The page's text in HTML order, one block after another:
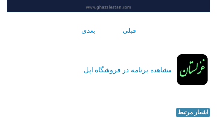
قبلی بعدی
مشاهده برنامه در فروشگاه اپل
اشعار مرتبط